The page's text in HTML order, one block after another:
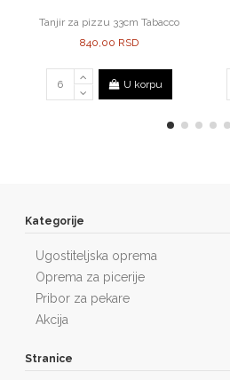
Tanjir za pizzu 33cm Tabacco
840,00 RSD
U korpu
Kategorije
Ugostiteljska oprema
Oprema za picerije
Pribor za pekare
Akcija
Stranice